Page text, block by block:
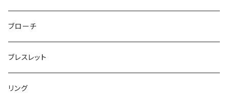
ブローチ
ブレスレット
リング